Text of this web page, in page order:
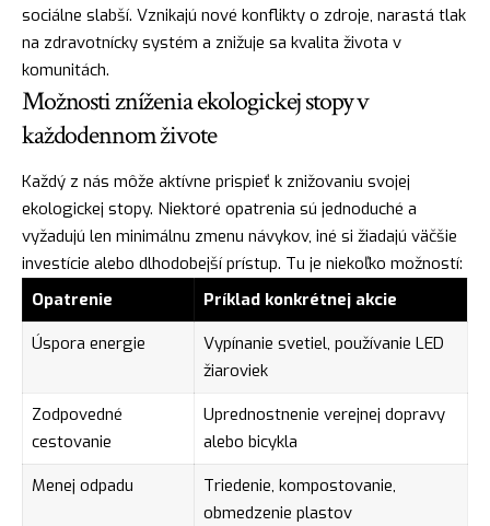
sociálne slabší. Vznikajú nové konflikty o zdroje, narastá tlak
na zdravotnícky systém a znižuje sa kvalita života v
komunitách.
Možnosti zníženia ekologickej stopy v
každodennom živote
Každý z nás môže aktívne prispieť k znižovaniu svojej
ekologickej stopy. Niektoré opatrenia sú jednoduché a
vyžadujú len minimálnu zmenu návykov, iné si žiadajú väčšie
investície alebo dlhodobejší prístup. Tu je niekoľko možností:
Opatrenie
Príklad konkrétnej akcie
Úspora energie
Vypínanie svetiel, používanie LED
žiaroviek
Zodpovedné
cestovanie
Uprednostnenie verejnej dopravy
alebo bicykla
Menej odpadu
Triedenie, kompostovanie,
obmedzenie plastov